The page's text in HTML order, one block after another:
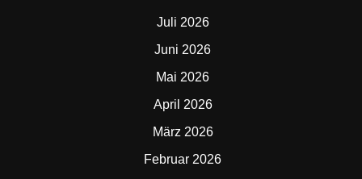
Juli 2026
Juni 2026
Mai 2026
April 2026
März 2026
Februar 2026